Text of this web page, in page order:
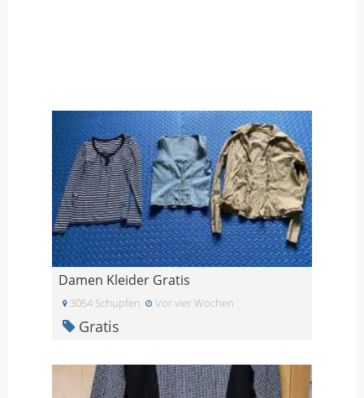
Damen Kleider Gratis
3054 Schupfen Vor vier Wochen
Gratis